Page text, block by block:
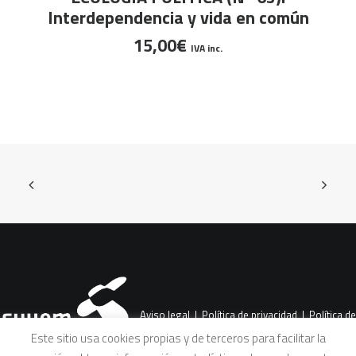
Interdependencia y vida en común
15,00€ IVA inc.
Aviso legal|Política de privacidad|Política de
Este sitio usa cookies propias y de terceros para facilitar la